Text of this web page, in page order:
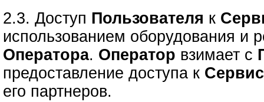
2.3. Доступ Пользователя к
использованием оборудования и
Оператора. Оператор взимает с
предоставление доступа к
его партнеров.